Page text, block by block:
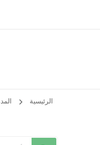
الرئيسية